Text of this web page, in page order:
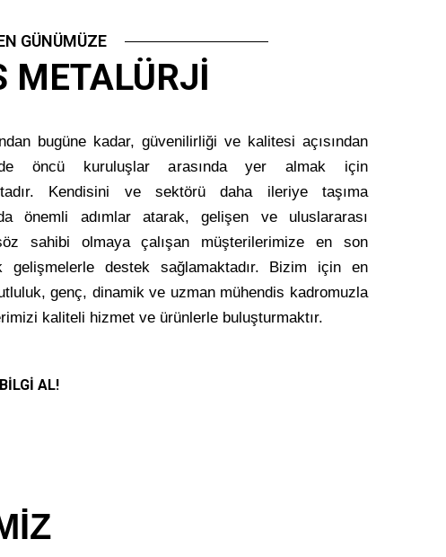
GÜNÜMÜZE
METALÜRJI
bugüne kadar, güvenilirliği ve kalitesi açısından
öncü kuruluşlar arasında yer almak için
Kendisini ve sektörü daha ileriye taşıma
önemli adımlar atarak, gelişen ve uluslararası
sahibi olmaya çalışan müşterilerimize en son
gelişmelerle destek sağlamaktadır. Bizim için en
genç, dinamik ve uzman mühendis kadromuzla
kaliteli hizmet ve ürünlerle buluşturmaktır.
AL!